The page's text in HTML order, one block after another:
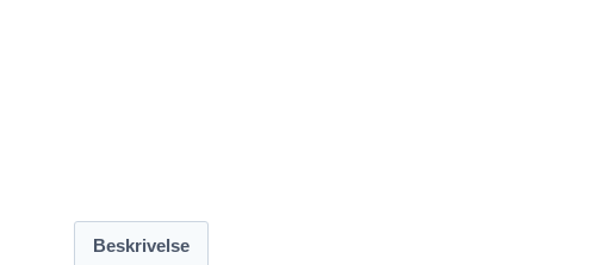
Beskrivelse